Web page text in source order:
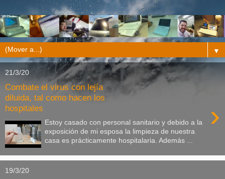
▼
21/3/20
Combate el virus con lejía
diluida, tal como hacen los
hospitales
›
Estoy casado con personal sanitario y debido a la
exposición de mi esposa la limpieza de nuestra
casa es prácticamente hospitalaria. Además ...
19/3/20